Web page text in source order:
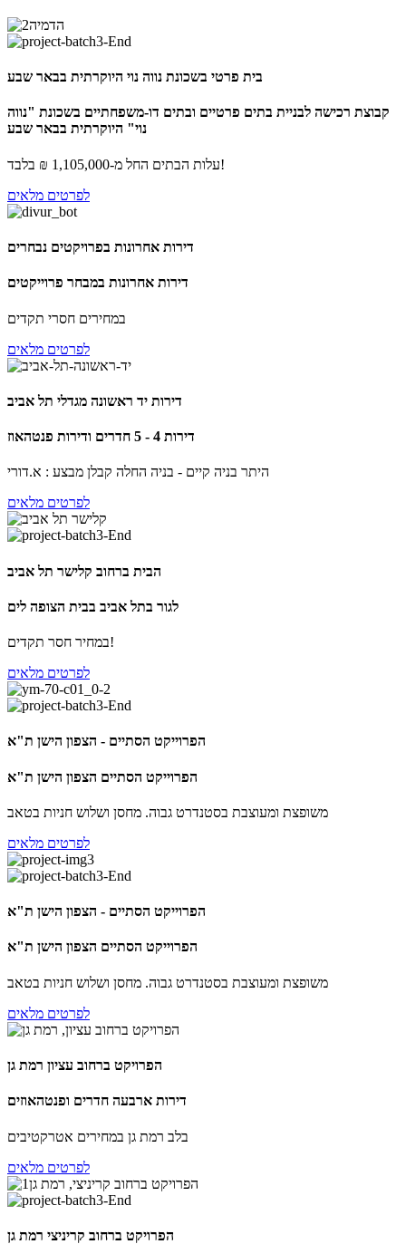
בית פרטי בשכונת נווה נוי היוקרתית בבאר שבע
קבוצת רכישה לבניית בתים פרטיים ובתים דו-משפחתיים בשכונת "נווה
נוי" היוקרתית בבאר שבע
עלות הבתים החל מ-1,105,000 ₪ בלבד!
לפרטים מלאים
דירות אחרונות בפרויקטים נבחרים
דירות אחרונות במבחר פרוייקטים
במחירים חסרי תקדים
לפרטים מלאים
דירות יד ראשונה מגדלי תל אביב
דירות 4 - 5 חדרים ודירות פנטהאוז
היתר בניה קיים - בניה החלה קבלן מבצע : א.דורי
לפרטים מלאים
הבית ברחוב קלישר תל אביב
לגור בתל אביב בבית הצופה לים
במחיר חסר תקדים!
לפרטים מלאים
הפרוייקט הסתיים - הצפון הישן ת"א
הפרוייקט הסתיים הצפון הישן ת"א
משופצת ומעוצבת בסטנדרט גבוה. מחסן ושלוש חניות בטאב
לפרטים מלאים
הפרוייקט הסתיים - הצפון הישן ת"א
הפרוייקט הסתיים הצפון הישן ת"א
משופצת ומעוצבת בסטנדרט גבוה. מחסן ושלוש חניות בטאב
לפרטים מלאים
הפרויקט ברחוב עציון רמת גן
דירות ארבעה חדרים ופנטהאוזים
בלב רמת גן במחירים אטרקטיבים
לפרטים מלאים
הפרויקט ברחוב קריניצי רמת גן